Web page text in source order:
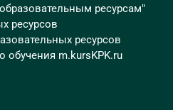
ресурсам"
ресурсов
ресурсов
обучения m.kursKPK.ru